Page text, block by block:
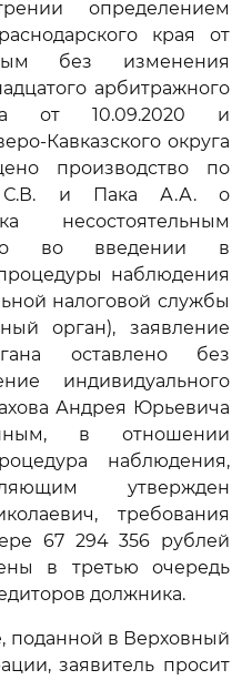
определением
края от
без изменения
арбитражного
от 10.09.2020 и
Кавказского округа
производство по
С.В. и Пака А.А. о
несостоятельным
во введении в
наблюдения
налоговой службы
орган), заявление
оставлено без
индивидуального
Андрея Юрьевича
в отношении
наблюдения,
утвержден
требования
67 294 356 рублей
в третью очередь
должника.
поданной в Верховный
заявитель просит